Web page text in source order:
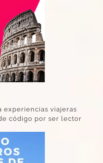
experiencias viajeras
código por ser lector